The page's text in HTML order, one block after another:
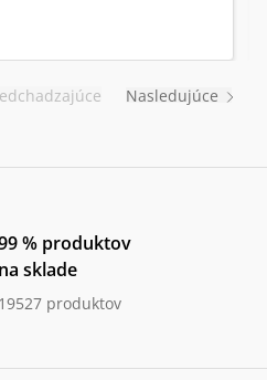
Nasledujúce
% produktov
na sklade
19527 produktov